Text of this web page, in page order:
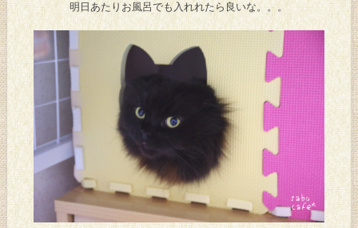
明日あたりお風呂でも入れれたら良いな。。。